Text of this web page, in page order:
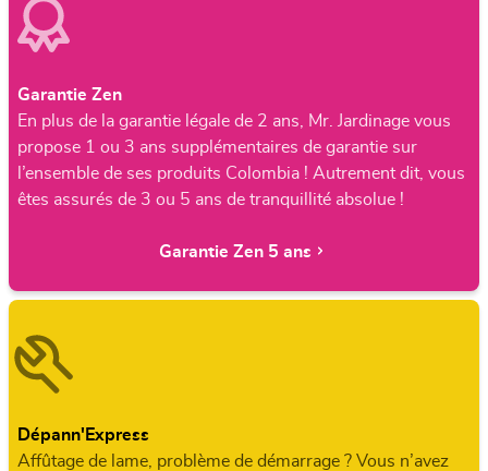
Garantie Zen
En plus de la garantie légale de 2 ans, Mr. Jardinage vous
propose 1 ou 3 ans supplémentaires de garantie sur
l’ensemble de ses produits Colombia ! Autrement dit, vous
êtes assurés de 3 ou 5 ans de tranquillité absolue !
Garantie Zen 5 ans
Dépann'Express
Affûtage de lame, problème de démarrage ? Vous n’avez